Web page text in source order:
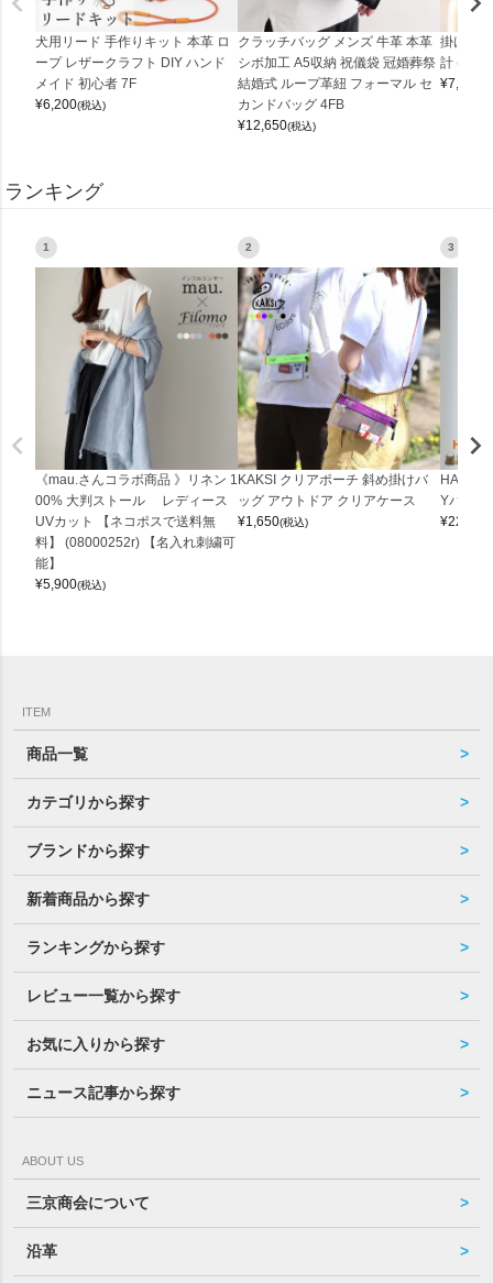
犬用リード 手作りキット 本革 ロ
ープ レザークラフト DIY ハンド
メイド 初心者 7F
¥6,200(税込)
クラッチバッグ メンズ 牛革 本革
シボ加工 A5収納 祝儀袋 冠婚葬祭
結婚式 ループ革紐 フォーマル セ
カンドバッグ 4FB
¥12,650(税込)
掛け時
計
¥7,150
ランキング
1
《mau.さんコラボ商品 》リネン 1
00% 大判ストール レディース
UVカット 【ネコポスで送料無
料】 (08000252r) 【名入れ刺繍可
能】
¥5,900(税込)
2
KAKSI クリアポーチ 斜め掛けバ
ッグ アウトドア クリアケース
¥1,650(税込)
3
Yバッグ
¥22,000
ITEM
商品一覧
カテゴリから探す
ブランドから探す
新着商品から探す
ランキングから探す
レビュー一覧から探す
お気に入りから探す
ニュース記事から探す
ABOUT US
三京商会について
沿革